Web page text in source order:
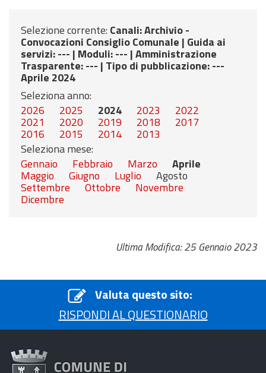
Selezione corrente: Canali: Archivio -
Convocazioni Consiglio Comunale | Guida ai
servizi: --- | Moduli: --- |Amministrazione
Trasparente: --- | Tipo di pubblicazione: ---
Aprile 2024
Seleziona anno:
2026
2025 2024 2023 2022
2021 2020 2019 2018 2017
2016 2015 2014
2013
Seleziona mese:
Gennaio
Febbraio Marzo Aprile
Maggio Giugno Luglio Agosto
Settembre Ottobre Novembre
Dicembre
Ultima Modifica: 25 Gennaio 2023
Valuta questo sito:
RISPONDI AL QUESTIONARIO